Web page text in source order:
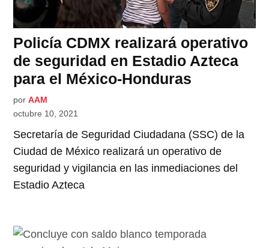
Policía CDMX realizará operativo
de seguridad en Estadio Azteca
para el México-Honduras
por AAM
octubre 10, 2021
Secretaría de Seguridad Ciudadana (SSC) de la
Ciudad de México realizará un operativo de
seguridad y vigilancia en las inmediaciones del
Estadio Azteca